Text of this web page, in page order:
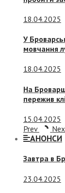
18.04.2025
У
мовчання
18.04.2025
На
пережив
15.04.2025
Prev
АНОНСИ
Завтра в
23.04.2025